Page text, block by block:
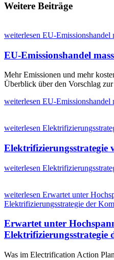
Weitere Beiträge
weiterlesen EU-Emissionshandel
EU-Emissionshandel
Mehr Emissionen und mehr
Überblick über den Vorschlag
weiterlesen EU-Emissionshandel
weiterlesen
Elektrifizierungsstrategie
weiterlesen
weiterlesen Erwartet unter
Elektrifizierungsstrategie der
Erwartet unter
Elektrifizierungsstrategie
Was im Electrification Action